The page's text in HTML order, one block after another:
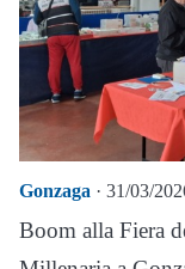
Gonzaga · 31/03/
Boom alla Fiera